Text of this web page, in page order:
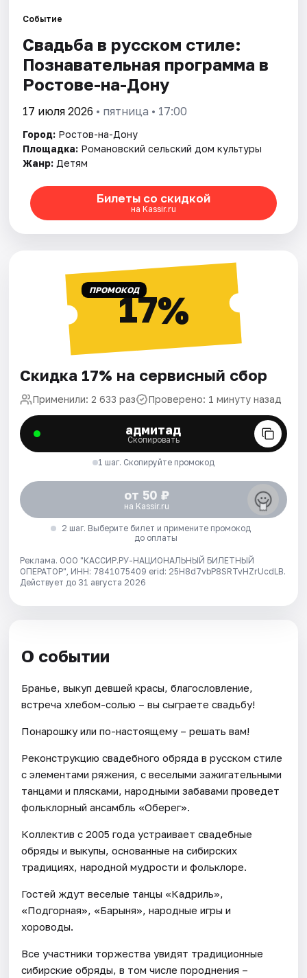
Событие
Свадьба в русском стиле:
Познавательная программа в
Ростове-на-Дону
17 июля 2026 • пятница • 17:00
Город: Ростов-на-Дону
Площадка: Романовский сельский дом культуры
Жанр: Детям
Билеты со скидкой
на Kassir.ru
ПРОМОКОД17%
Скидка 17% на сервисный сбор
Применили: 2 633 раз Проверено: 1 минуту назад
адмитад
Скопировать
1 шаг. Скопируйте промокод
от 50 ₽
на Kassir.ru
2 шаг. Выберите билет и примените промокод
до оплаты
Реклама. ООО "КАССИР.РУ-НАЦИОНАЛЬНЫЙ БИЛЕТНЫЙ
ОПЕРАТОР", ИНН: 7841075409 erid: 25H8d7vbP8SRTvHZrUcdLB.
Действует до 31 августа 2026
О событии
Бранье, выкуп девшей красы, благословление,
встреча хлебом-солью – вы сыграете свадьбу!
Понарошку или по-настоящему – решать вам!
Реконструкцию свадебного обряда в русском стиле
с элементами ряжения, с веселыми зажигательными
танцами и плясками, народными забавами проведет
фольклорный ансамбль «Оберег».
Коллектив с 2005 года устраивает свадебные
обряды и выкупы, основанные на сибирских
традициях, народной мудрости и фольклоре.
Гостей ждут веселые танцы «Кадриль»,
«Подгорная», «Барыня», народные игры и
хороводы.
Все участники торжества увидят традиционные
сибирские обряды, в том числе породнения –